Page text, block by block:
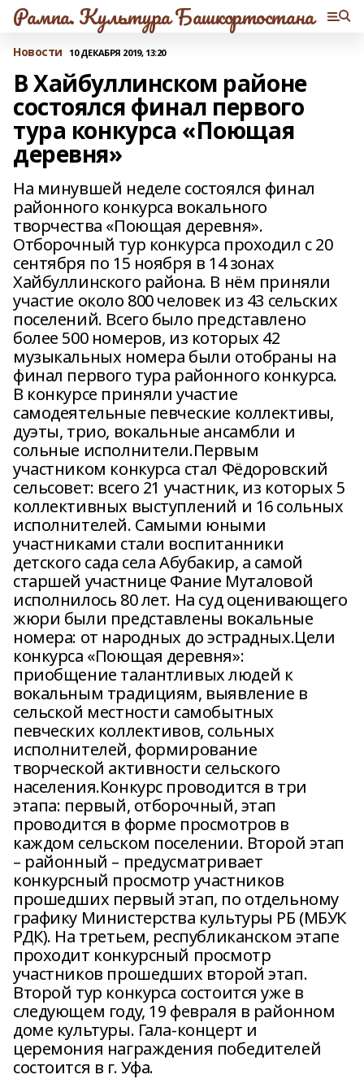
Рампа. Культура Башкортостана
Новости 10 ДЕКАБРЯ 2019, 13:20
В Хайбуллинском районе
состоялся финал первого
тура конкурса «Поющая
деревня»
На минувшей неделе состоялся финал
районного конкурса вокального
творчества «Поющая деревня».
Отборочный тур конкурса проходил с 20
сентября по 15 ноября в 14 зонах
Хайбуллинского района. В нём приняли
участие около 800 человек из 43 сельских
поселений. Всего было представлено
более 500 номеров, из которых 42
музыкальных номера были отобраны на
финал первого тура районного конкурса.
В конкурсе приняли участие
самодеятельные певческие коллективы,
дуэты, трио, вокальные ансамбли и
сольные исполнители.Первым
участником конкурса стал Фёдоровский
сельсовет: всего 21 участник, из которых 5
коллективных выступлений и 16 сольных
исполнителей. Самыми юными
участниками стали воспитанники
детского сада села Абубакир, а самой
старшей участнице Фание Муталовой
исполнилось 80 лет. На суд оценивающего
жюри были представлены вокальные
номера: от народных до эстрадных.Цели
конкурса «Поющая деревня»:
приобщение талантливых людей к
вокальным традициям, выявление в
сельской местности самобытных
певческих коллективов, сольных
исполнителей, формирование
творческой активности сельского
населения.Конкурс проводится в три
этапа: первый, отборочный, этап
проводится в форме просмотров в
каждом сельском поселении. Второй этап
– районный – предусматривает
конкурсный просмотр участников
прошедших первый этап, по отдельному
графику Министерства культуры РБ (МБУК
РДК). На третьем, республиканском этапе
проходит конкурсный просмотр
участников прошедших второй этап.
Второй тур конкурса состоится уже в
следующем году, 19 февраля в районном
доме культуры. Гала-концерт и
церемония награждения победителей
состоится в г. Уфа.